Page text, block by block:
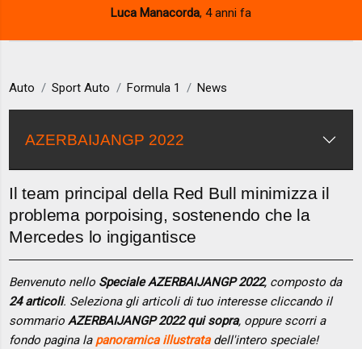
Luca Manacorda, 4 anni fa
Auto Sport Auto Formula 1 News
AZERBAIJANGP 2022
Il team principal della Red Bull minimizza il
problema porpoising, sostenendo che la
Mercedes lo ingigantisce
Benvenuto nello Speciale AZERBAIJANGP 2022, composto da
24 articoli. Seleziona gli articoli di tuo interesse cliccando il
sommarioAZERBAIJANGP 2022 qui sopra, oppure scorri a
fondo pagina la panoramica illustratadell'intero speciale!